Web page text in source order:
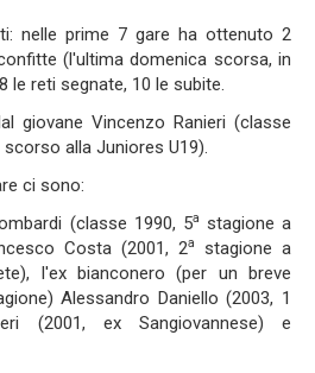
nelle prime 7 gare ha ottenuto 2
(l'ultima domenica scorsa, in
le reti segnate, 10 le subite.
giovane Vincenzo Ranieri (classe
scorso alla Juniores U19).
ci sono:
(classe 1990, 5a stagione a
Costa (2001, 2a
stagione a
l'ex bianconero (per un breve
Alessandro Daniello (2003, 1
(2001, ex Sangiovannese) e